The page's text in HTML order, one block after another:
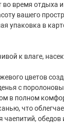
время отдыха и
вашего
упаковка в
к влаге,
цветов
с
в полном
что
чаепитий,